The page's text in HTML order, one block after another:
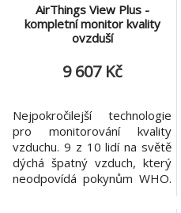
AirThings View Plus -
kompletní monitor kvality
ovzduší
9 607 Kč
Nejpokročilejší technologie
pro monitorování kvality
vzduchu. 9 z 10 lidí na světě
dýchá špatný vzduch, který
neodpovídá pokynům WHO.